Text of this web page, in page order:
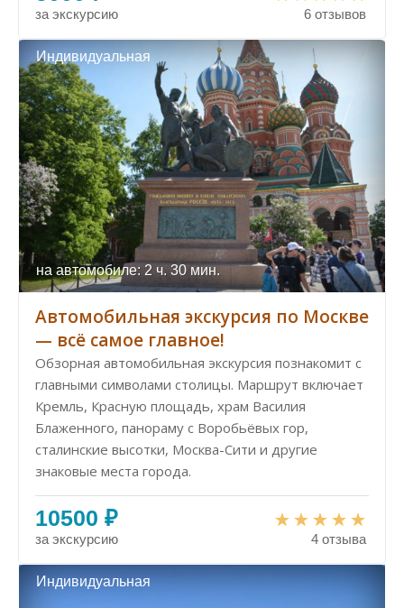
за экскурсию 6 отзывов
Индивидуальная
на автомобиле: 2 ч. 30 мин.
Автомобильная экскурсия по Москве
— всё самое главное!
Обзорная автомобильная экскурсия познакомит с
главными символами столицы. Маршрут включает
Кремль, Красную площадь, храм Василия
Блаженного, панораму с Воробьёвых гор,
сталинские высотки, Москва-Сити и другие
знаковые места города.
10500 ₽
за экскурсию 4 отзыва
Индивидуальная